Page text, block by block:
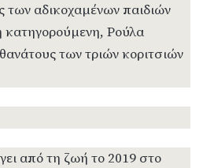
των αδικοχαμένων παιδιών
κατηγορούμενη, Ρούλα
των τριών κοριτσιών
από τη ζωή το 2019 στο